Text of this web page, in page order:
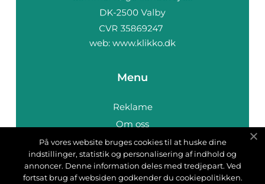
web: www.klikko.dk
Menu
Reklame
Om oss
Cookies
Kontakt Oss
Sitemap
På vores website bruges cookies til at huske dine
indstillinger, statistik og personalisering af indhold og
annoncer. Denne information deles med tredjepart. Ved
fortsat brug af websiden godkender du cookiepolitikken.